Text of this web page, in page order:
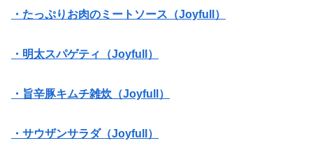
・たっぷりお肉のミートソース（Joyfull）
・明太スパゲティ（Joyfull）
・旨辛豚キムチ雑炊（Joyfull）
・サウザンサラダ（Joyfull）